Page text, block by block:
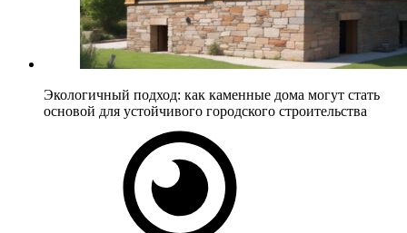
Экологичный подход: как каменные дома могут стать
основой для устойчивого городского строительства